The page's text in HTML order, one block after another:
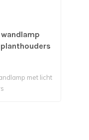
met licht